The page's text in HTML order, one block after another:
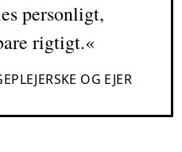
personligt,
rigtigt.
OG EJER